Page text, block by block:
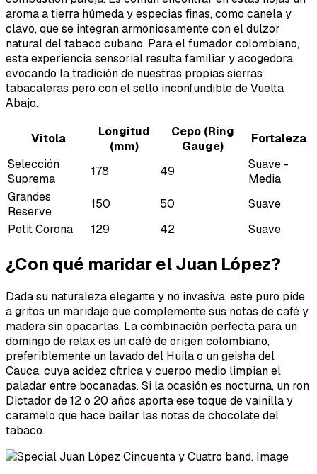
aroma a tierra húmeda y especias finas, como canela y
clavo, que se integran armoniosamente con el dulzor
natural del tabaco cubano. Para el fumador colombiano,
esta experiencia sensorial resulta familiar y acogedora,
evocando la tradición de nuestras propias sierras
tabacaleras pero con el sello inconfundible de Vuelta
Abajo.
Vitola
Longitud
(mm)
Cepo (Ring
Gauge)
Fortaleza
Selección
Suprema
178 49
Suave -
Media
Grandes
Reserve
150 50
Suave
Petit Corona
129 42 Suave
¿Con qué maridar el Juan López?
Dada su naturaleza elegante y no invasiva, este puro pide
a gritos un maridaje que complemente sus notas de café y
madera sin opacarlas. La combinación perfecta para un
domingo de relax es un café de origen colombiano,
preferiblemente un lavado del Huila o un geisha del
Cauca, cuya acidez cítrica y cuerpo medio limpian el
paladar entre bocanadas. Si la ocasión es nocturna, un ron
Dictador de 12 o 20 años aporta ese toque de vainilla y
caramelo que hace bailar las notas de chocolate del
tabaco.